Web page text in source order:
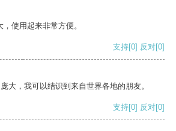
使用起来非常方便。
支持[0] 反对[0]
大，我可以结识到来自世界各地的朋友。
支持[0] 反对[0]